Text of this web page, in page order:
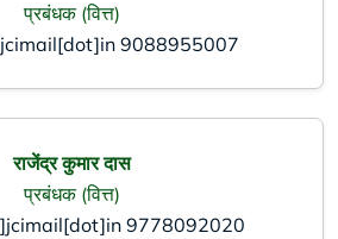
प्रबंधक (वित्त)
9088955007
राजेंद्र कुमार दास
प्रबंधक (वित्त)
9778092020